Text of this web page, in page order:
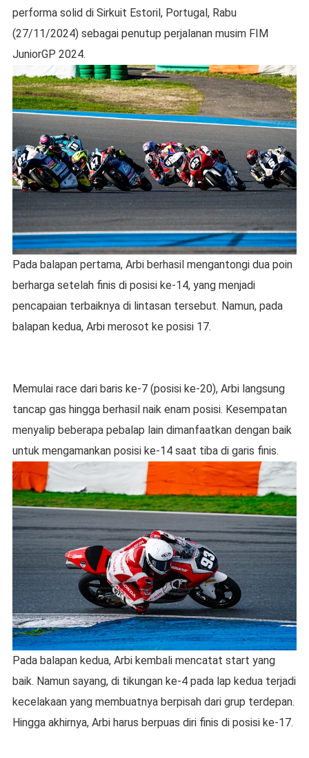
performa solid di Sirkuit Estoril, Portugal, Rabu
(27/11/2024) sebagai penutup perjalanan musim FIM
JuniorGP 2024.
Pada balapan pertama, Arbi berhasil mengantongi dua poin
berharga setelah finis di posisi ke-14, yang menjadi
pencapaian terbaiknya di lintasan tersebut. Namun, pada
balapan kedua, Arbi merosot ke posisi 17.
Memulai race dari baris ke-7 (posisi ke-20), Arbi langsung
tancap gas hingga berhasil naik enam posisi. Kesempatan
menyalip beberapa pebalap lain dimanfaatkan dengan baik
untuk mengamankan posisi ke-14 saat tiba di garis finis.
Pada balapan kedua, Arbi kembali mencatat start yang
baik. Namun sayang, di tikungan ke-4 pada lap kedua terjadi
kecelakaan yang membuatnya berpisah dari grup terdepan.
Hingga akhirnya, Arbi harus berpuas diri finis di posisi ke-17.